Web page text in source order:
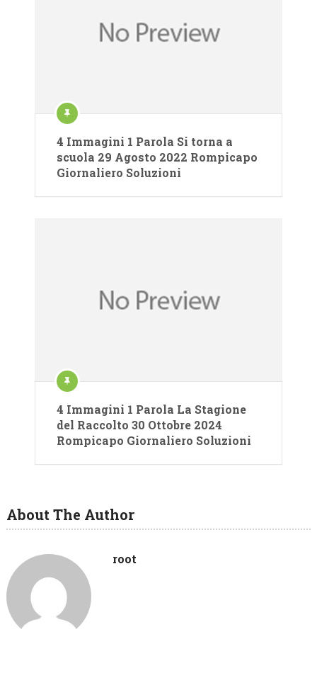
4 Immagini 1 Parola Si torna a
scuola 29 Agosto 2022 Rompicapo
Giornaliero Soluzioni
4 Immagini 1 Parola La Stagione
del Raccolto 30 Ottobre 2024
Rompicapo Giornaliero Soluzioni
About The Author
root